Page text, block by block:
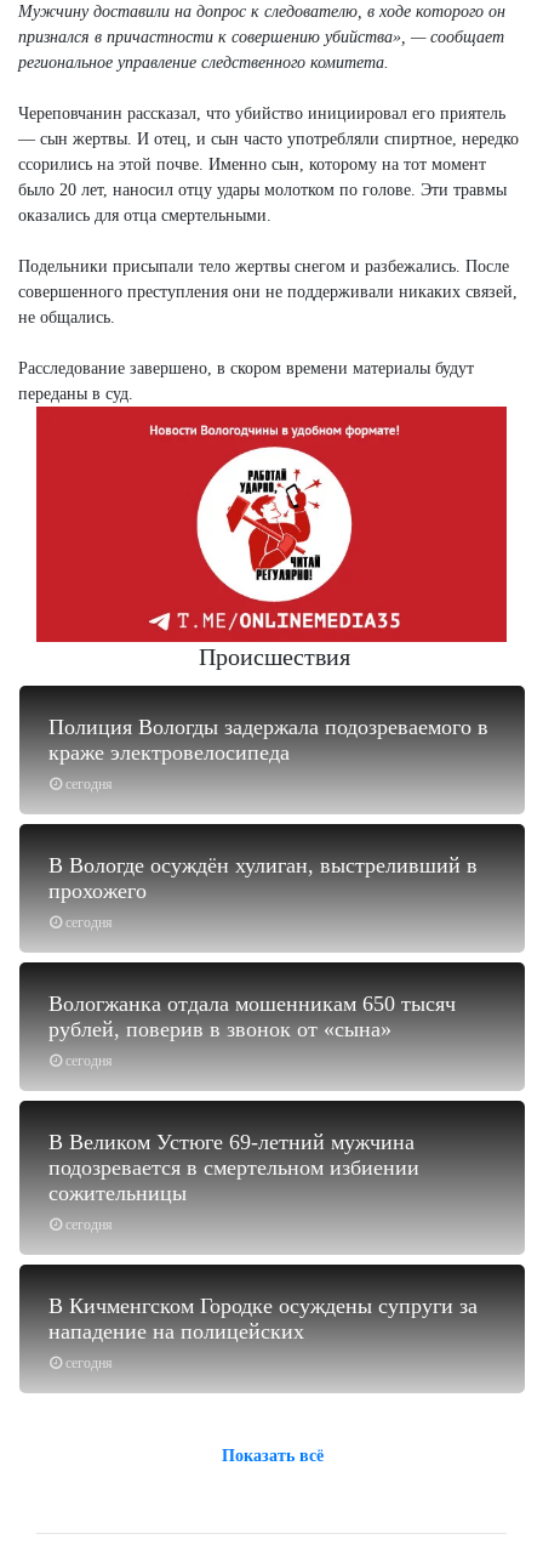
Мужчину доставили на допрос к следователю, в ходе которого он
признался в причастности к совершению убийства», — сообщает
региональное управление следственного комитета.
Череповчанин рассказал, что убийство инициировал его приятель
— сын жертвы. И отец, и сын часто употребляли спиртное, нередко
ссорились на этой почве. Именно сын, которому на тот момент
было 20 лет, наносил отцу удары молотком по голове. Эти травмы
оказались для отца смертельными.
Подельники присыпали тело жертвы снегом и разбежались. После
совершенного преступления они не поддерживали никаких связей,
не общались.
Расследование завершено, в скором времени материалы будут
переданы в суд.
Происшествия
сегодня
Полиция Вологды задержала подозреваемого в
краже электровелосипеда
сегодня
В Вологде осуждён хулиган, выстреливший в
прохожего
сегодня
Вологжанка отдала мошенникам 650 тысяч
рублей, поверив в звонок от «сына»
сегодня
В Великом Устюге 69-летний мужчина
подозревается в смертельном избиении
сожительницы
сегодня
В Кичменгском Городке осуждены супруги за
нападение на полицейских
Показать всё